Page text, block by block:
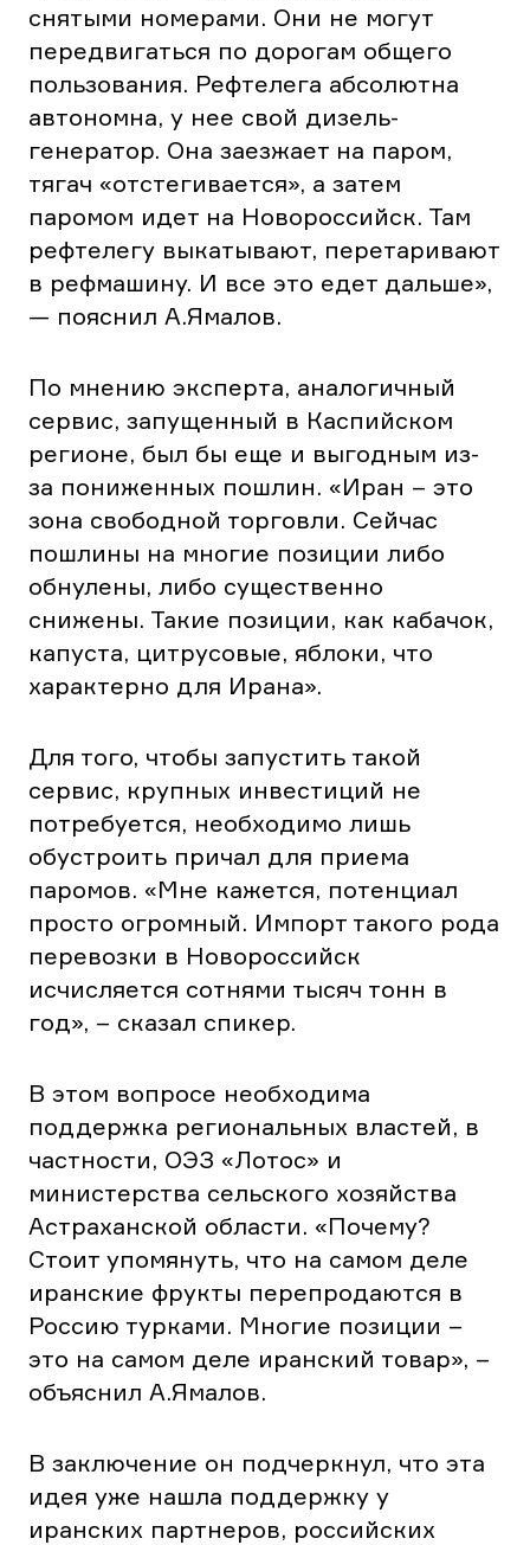
снятыми номерами. Они не могут
передвигаться по дорогам общего
пользования. Рефтелега абсолютна
автономна, у нее свой дизель-
генератор. Она заезжает на паром,
тягач «отстегивается», а затем
паромом идет на Новороссийск. Там
рефтелегу выкатывают, перетаривают
в рефмашину. И все это едет дальше»,
— пояснил А.Ямалов.
По мнению эксперта, аналогичный
сервис, запущенный в Каспийском
регионе, был бы еще и выгодным из-
за пониженных пошлин. «Иран – это
зона свободной торговли. Сейчас
пошлины на многие позиции либо
обнулены, либо существенно
снижены. Такие позиции, как кабачок,
капуста, цитрусовые, яблоки, что
характерно для Ирана».
Для того, чтобы запустить такой
сервис, крупных инвестиций не
потребуется, необходимо лишь
обустроить причал для приема
паромов. «Мне кажется, потенциал
просто огромный. Импорт такого рода
перевозки в Новороссийск
исчисляется сотнями тысяч тонн в
год», – сказал спикер.
В этом вопросе необходима
поддержка региональных властей, в
частности, ОЭЗ «Лотос» и
министерства сельского хозяйства
Астраханской области. «Почему?
Стоит упомянуть, что на самом деле
иранские фрукты перепродаются в
Россию турками. Многие позиции –
это на самом деле иранский товар», –
объяснил А.Ямалов.
В заключение он подчеркнул, что эта
идея уже нашла поддержку у
иранских партнеров, российских